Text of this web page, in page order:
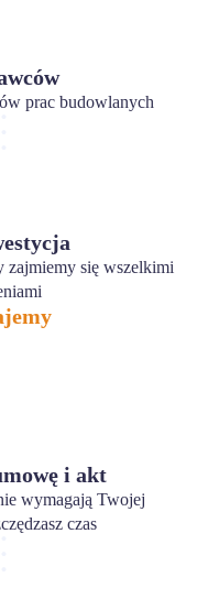
prac budowlanych
zajmiemy się wszelkimi
i akt
wymagają Twojej
czas